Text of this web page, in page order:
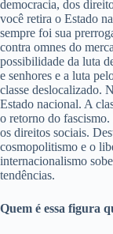
democracia, dos
você retira o Estado
sempre foi sua
contra omnes do
possibilidade da luta
e senhores e a luta
classe deslocalizado.
Estado nacional. A
o retorno do
os direitos sociais.
cosmopolitismo e o
internacionalismo
tendências.
Quem é essa figura